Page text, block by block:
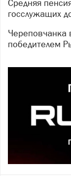
Средняя пенсия бывших федеральных
госслужащих
Череповчанка второй год подряд становится
победителем